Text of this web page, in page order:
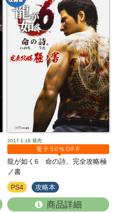
2017.1.18 発売
電子50%OFF
龍が如く6 命の詩。完全攻略極
ノ書
PS4 攻略本
商品詳細